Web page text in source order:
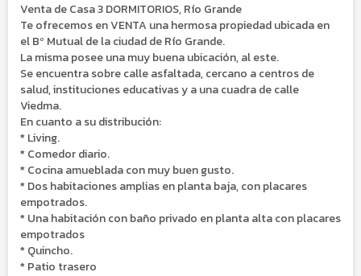
Venta de Casa 3 DORMITORIOS, Río Grande
Te ofrecemos en VENTA una hermosa propiedad ubicada en
el Bº Mutual de la ciudad de Río Grande.
La misma posee una muy buena ubicación, al este.
Se encuentra sobre calle asfaltada, cercano a centros de
salud, instituciones educativas y a una cuadra de calle
Viedma.
En cuanto a su distribución:
* Living.
* Comedor diario.
* Cocina amueblada con muy buen gusto.
* Dos habitaciones amplias en planta baja, con placares
empotrados.
* Una habitación con baño privado en planta alta con placares
empotrados
* Quincho.
* Patio trasero